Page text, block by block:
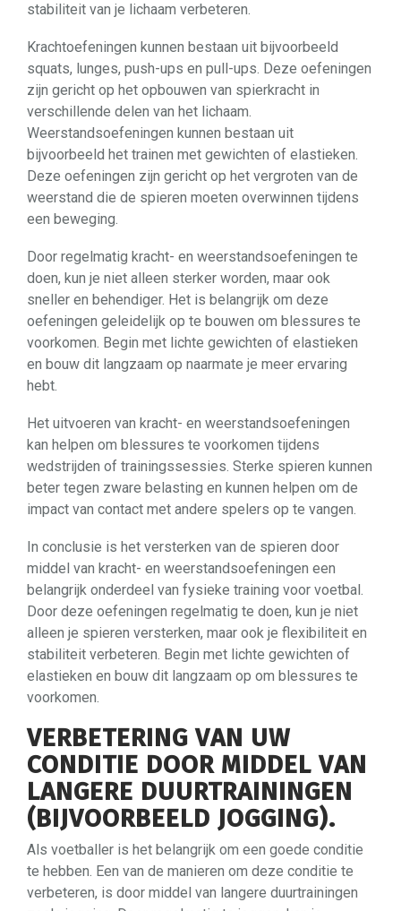
stabiliteit van je lichaam verbeteren.
Krachtoefeningen kunnen bestaan uit bijvoorbeeld
squats, lunges, push-ups en pull-ups. Deze oefeningen
zijn gericht op het opbouwen van spierkracht in
verschillende delen van het lichaam.
Weerstandsoefeningen kunnen bestaan uit
bijvoorbeeld het trainen met gewichten of elastieken.
Deze oefeningen zijn gericht op het vergroten van de
weerstand die de spieren moeten overwinnen tijdens
een beweging.
Door regelmatig kracht- en weerstandsoefeningen te
doen, kun je niet alleen sterker worden, maar ook
sneller en behendiger. Het is belangrijk om deze
oefeningen geleidelijk op te bouwen om blessures te
voorkomen. Begin met lichte gewichten of elastieken
en bouw dit langzaam op naarmate je meer ervaring
hebt.
Het uitvoeren van kracht- en weerstandsoefeningen
kan helpen om blessures te voorkomen tijdens
wedstrijden of trainingssessies. Sterke spieren kunnen
beter tegen zware belasting en kunnen helpen om de
impact van contact met andere spelers op te vangen.
In conclusie is het versterken van de spieren door
middel van kracht- en weerstandsoefeningen een
belangrijk onderdeel van fysieke training voor voetbal.
Door deze oefeningen regelmatig te doen, kun je niet
alleen je spieren versterken, maar ook je flexibiliteit en
stabiliteit verbeteren. Begin met lichte gewichten of
elastieken en bouw dit langzaam op om blessures te
voorkomen.
VERBETERING VAN UW
CONDITIE DOOR MIDDEL VAN
LANGERE DUURTRAININGEN
(BIJVOORBEELD JOGGING).
Als voetballer is het belangrijk om een goede conditie
te hebben. Een van de manieren om deze conditie te
verbeteren, is door middel van langere duurtrainingen